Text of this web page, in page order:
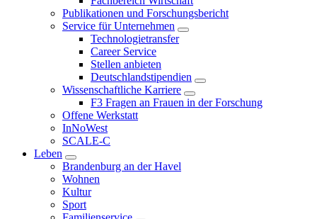
Publikationen und Forschungsbericht
Service für Unternehmen
Technologietransfer
Career Service
Stellen anbieten
Deutschlandstipendien
Wissenschaftliche Karriere
F3 Fragen an Frauen in der Forschung
Offene Werkstatt
InNoWest
SCALE-C
Leben
Brandenburg an der Havel
Wohnen
Kultur
Sport